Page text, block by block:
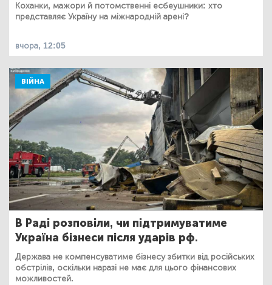
Коханки, мажори й потомственні есбеушники: хто
представляє Україну на міжнародній арені?
вчора, 12:05
ВІЙНА
В Раді розповіли, чи підтримуватиме
Україна бізнеси після ударів рф.
Держава не компенсуватиме бізнесу збитки від російських
обстрілів, оскільки наразі не має для цього фінансових
можливостей.